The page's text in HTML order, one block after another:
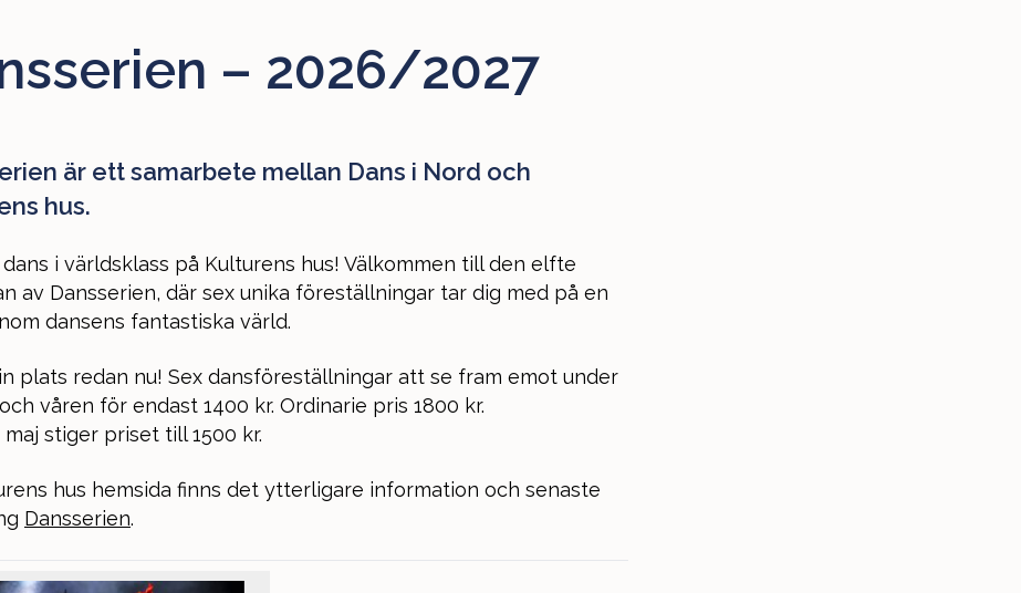
– 2026/2027
är ett samarbete mellan Dans i Nord och
hus.
i världsklass på Kulturens hus! Välkommen till den elfte
av Dansserien, där sex unika föreställningar tar dig med på en
dansens fantastiska värld.
plats redan nu! Sex dansföreställningar att se fram emot under
våren för endast 1400 kr. Ordinarie pris 1800 kr.
maj stiger priset till 1500 kr.
hus hemsida finns det ytterligare information och senaste
Dansserien.